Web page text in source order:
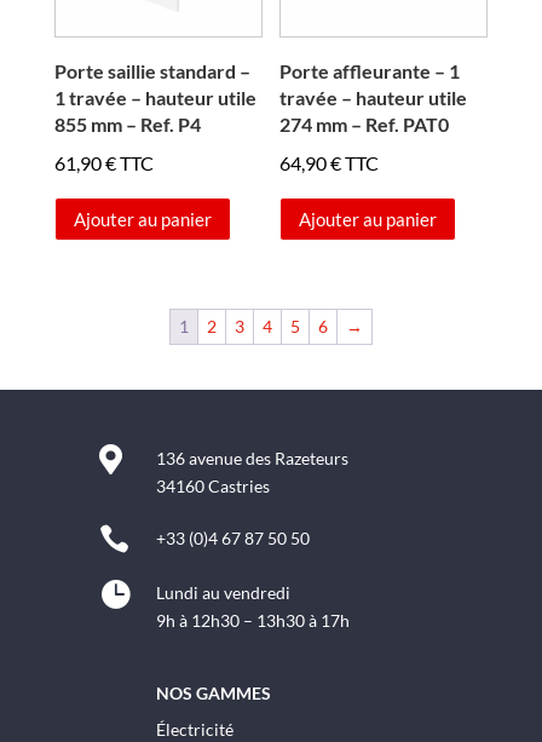
Porte saillie standard –
1 travée – hauteur utile
855 mm – Ref. P4
61,90€TTC
Ajouter au panier
Porte affleurante – 1
travée – hauteur utile
274 mm – Ref. PAT0
64,90€TTC
Ajouter au panier
1 2 3 4 5 6 →

136 avenue des Razeteurs
34160 Castries
 +33 (0)4 67 87 50 50

Lundi au vendredi
9h à 12h30 – 13h30 à 17h
NOS GAMMES
Électricité